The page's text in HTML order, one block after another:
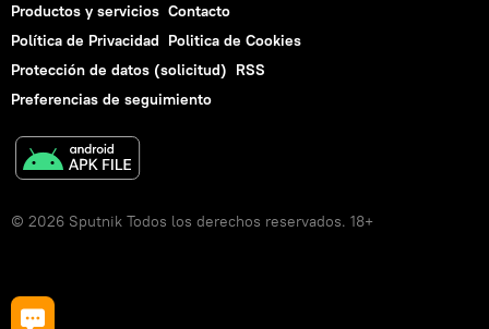
Productos y servicios Contacto
Política de Privacidad Politica de Cookies
Protección de datos (solicitud) RSS
Preferencias de seguimiento
© 2026 Sputnik Todos los derechos reservados. 18+